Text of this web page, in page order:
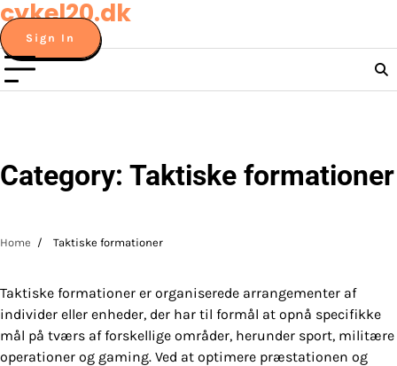
Skip
to
content
cykel20.dk
Sign In
Category: Taktiske formationer
Home Taktiske formationer
Taktiske formationer er organiserede arrangementer af
individer eller enheder, der har til formål at opnå specifikke
mål på tværs af forskellige områder, herunder sport, militære
operationer og gaming. Ved at optimere præstationen og